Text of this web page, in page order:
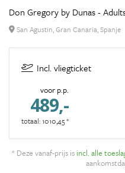
Don Gregory by Dunas -
San Agustin, Gran Canaria, Spanje
Incl. vliegticket
voor p.p.
489,-
totaal: 1010,45 *
* Deze vanaf-prijs is incl. alle